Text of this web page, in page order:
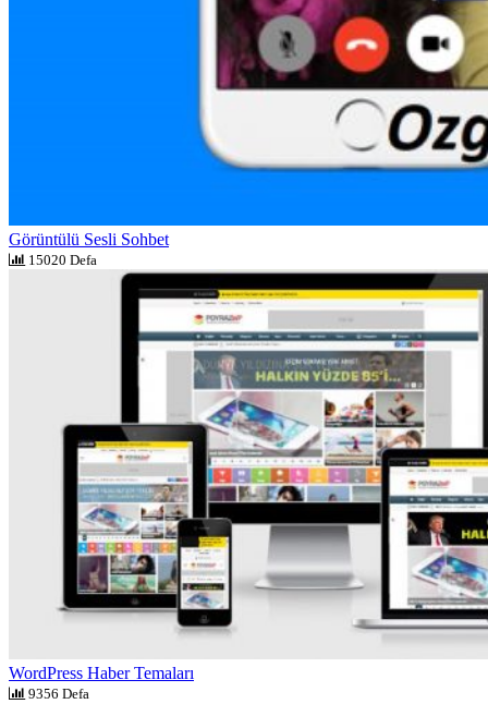
Görüntülü Sesli Sohbet
15020 Defa
WordPress Haber Temaları
9356 Defa